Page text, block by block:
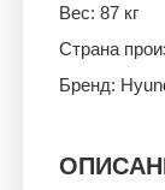
Вес: 87 кг
Страна
Бренд: